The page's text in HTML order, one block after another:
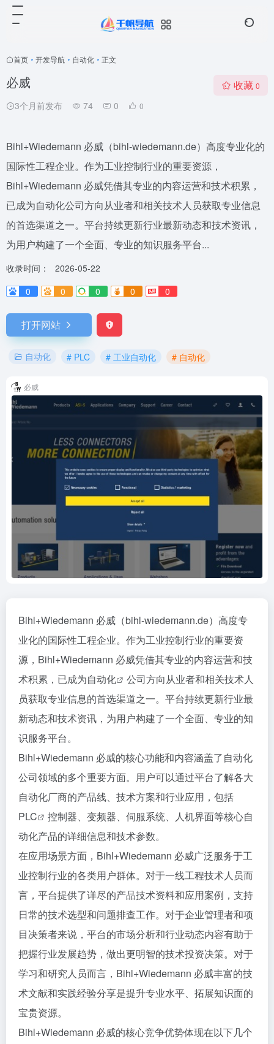
首页 • 开发导航 • 自动化 • 正文
必威
3个月前发布 74 0 0
收藏 0
Bihl+Wiedemann 必威（bihl-wiedemann.de）高度专业化的
国际性工程企业。作为工业控制行业的重要资源，
Bihl+Wiedemann 必威凭借其专业的内容运营和技术积累，
已成为自动化公司方向从业者和相关技术人员获取专业信息
的首选渠道之一。平台持续更新行业最新动态和技术资讯，
为用户构建了一个全面、专业的知识服务平台...
收录时间：
2026-05-22
0
0 0 0 0
打开网站
自动化 # PLC # 工业自动化 # 自动化
必威
Bihl+Wiedemann 必威（bihl-wiedemann.de）高度专
业化的国际性工程企业。作为工业控制行业的重要资
源，Bihl+Wiedemann 必威凭借其专业的内容运营和技
术积累，已成为自动化
公司方向从业者和相关技术人
员获取专业信息的首选渠道之一。平台持续更新行业最
新动态和技术资讯，为用户构建了一个全面、专业的知
识服务平台。
Bihl+Wiedemann 必威的核心功能和内容涵盖了自动化
公司领域的多个重要方面。用户可以通过平台了解各大
自动化厂商的产品线、技术方案和行业应用，包括
PLC
控制器、变频器、伺服系统、人机界面等核心自
动化产品的详细信息和技术参数。
在应用场景方面，Bihl+Wiedemann 必威广泛服务于工
业控制行业的各类用户群体。对于一线工程技术人员而
言，平台提供了详尽的产品技术资料和应用案例，支持
日常的技术选型和问题排查工作。对于企业管理者和项
目决策者来说，平台的市场分析和行业动态内容有助于
把握行业发展趋势，做出更明智的技术投资决策。对于
学习和研究人员而言，Bihl+Wiedemann 必威丰富的技
术文献和实践经验分享是提升专业水平、拓展知识面的
宝贵资源。
Bihl+Wiedemann 必威的核心竞争优势体现在以下几个